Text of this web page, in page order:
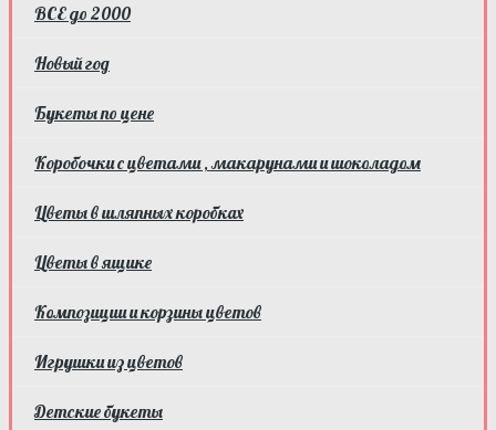
ВСЕ до 2000
Новый год
Букеты по цене
Коробочки с цветами , макарунами и шоколадом
Цветы в шляпных коробках
Цветы в ящике
Композиции и корзины цветов
Игрушки из цветов
Детские букеты